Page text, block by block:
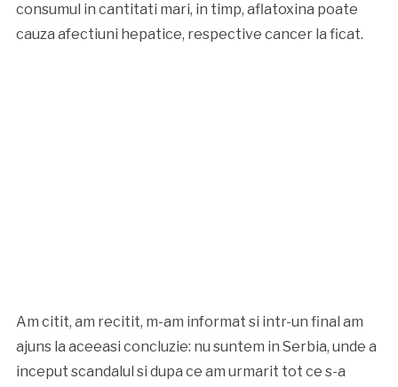
consumul in cantitati mari, in timp, aflatoxina poate
cauza afectiuni hepatice, respective cancer la ficat.
Am citit, am recitit, m-am informat si intr-un final am
ajuns la aceeasi concluzie: nu suntem in Serbia, unde a
inceput scandalul si dupa ce am urmarit tot ce s-a